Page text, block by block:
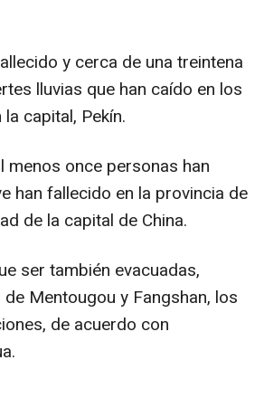
y cerca de una treintena
lluvias que han caído en los
capital, Pekín.
menos once personas han
han fallecido en la provincia de
de la capital de China.
ser también evacuadas,
Mentougou y Fangshan, los
de acuerdo con